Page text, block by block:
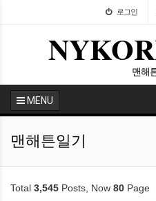
로그인
맨해
MENU
맨해튼일기
Total 3,545 Posts, Now 80 Page